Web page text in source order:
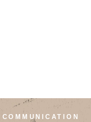
COMMUNICATION